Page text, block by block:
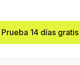
Prueba 14 días gratis